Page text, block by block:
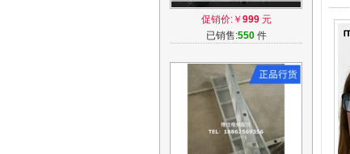
电式全身水洗男士刮胡刀
S5000含鼻毛器
促销价:￥ 999元
已销售:550件